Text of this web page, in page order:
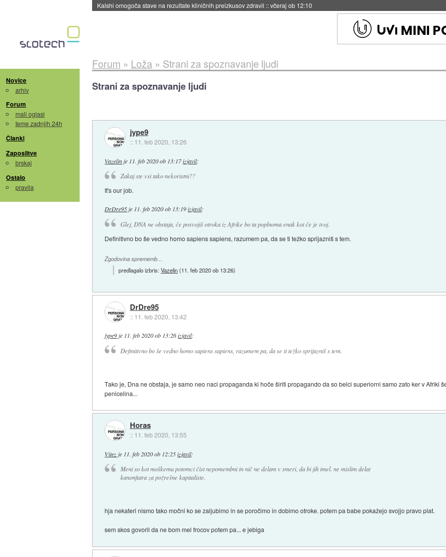
Kalshi omogoča stave na rezultate kliničnih preizkusov zdravil ::včeraj ob 12:10
Novice
arhiv
Forum
mali oglasi
teme zadnjih 24h
Članki
Zaposlitve
brskaj
Ostalo
pravila
Forum » Loža» Strani za spoznavanje ljudi
Strani za spoznavanje ljudi
jype9
:: 11. feb 2020, 13:26
Vazelin je 11. feb 2020 ob 13:17izjavil:
Zakaj ste vsi tako nekoristni??
It's our job.
DrDre95je 11. feb 2020 ob 13:19 izjavil:
Glej, DNA ne obstaja, če posvojiš otroka iz Afrike bo ta poplnoma enak kot če je tvoj.
Definitivno bo še vedno homo sapiens sapiens, razumem pa, da se ti težko sprijazniš s tem.
Zgodovina sprememb…
predlagalo izbris:Vazelin(11. feb 2020 ob 13:26)
DrDre95
:: 11. feb 2020, 13:42
jype9je 11. feb 2020 ob 13:26 izjavil:
Definitivno bo še vedno homo sapiens sapiens, razumem pa, da se ti težko sprijazniš s tem.
Tako je, Dna ne obstaja, je samo neo naci propaganda ki hoče širiti propagando da so belci superiorni samo zato ker v Afriki
penicelina...
Horas
:: 11. feb 2020, 13:55
Vitez je 11. feb 2020 ob 12:25 izjavil:
Meni so kot moškemu potomci čist nepomembni in nič ne delam v smeri, da bi jih imel. ne mislim delat
kanonfutra za požrešne kapitaliste.
hja nekateri nismo tako močni ko se zaljubimo in se poročimo in dobimo otroke. potem pa babe pokažejo svojjo pravo plat.
sem skos govoril da ne bom mel frocov potem pa... e jebiga